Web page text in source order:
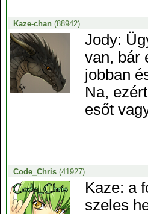
Kaze-chan(88942)
Jody:
van, bár
jobban
Na,
esőt
Code_Chris(41927)
Kaze: a
szeles